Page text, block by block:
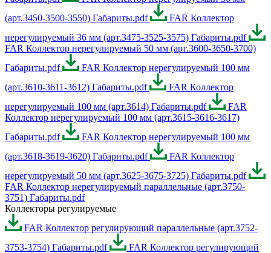
(арт.3450-3500-3550) Габариты.pdf
FAR Коллектор
нерегулируемый 36 мм (арт.3475-3525-3575) Габариты.pdf
FAR Коллектор нерегулируемый 50 мм (арт.3600-3650-3700)
Габариты.pdf
FAR Коллектор нерегулируемый 100 мм
(арт.3610-3611-3612) Габариты.pdf
FAR Коллектор
нерегулируемый 100 мм (арт.3614) Габариты.pdf
FAR
Коллектор нерегулируемый 100 мм (арт.3615-3616-3617)
Габариты.pdf
FAR Коллектор нерегулируемый 100 мм
(арт.3618-3619-3620) Габариты.pdf
FAR Коллектор
нерегулируемый 50 мм (арт.3625-3675-3725) Габариты.pdf
FAR Коллектор нерегулируемый параллельные (арт.3750-
3751) Габариты.pdf
Коллекторы регулируемые
FAR Коллектор регулирующий параллельные (арт.3752-
3753-3754) Габариты.pdf
FAR Коллектор регулирующий